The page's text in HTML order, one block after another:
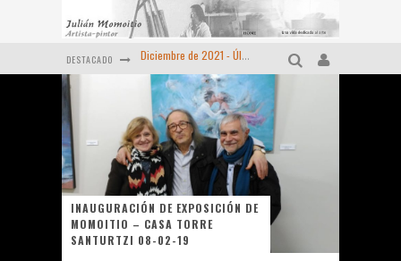
DESTACADO MOMOITIO y La Espiral de las artes (1998 )
"EVOCACIÓN A BIZKAIA" ORTUELLA (1983-2024) Momoitio
Pequeño homenaje al "Maestro" MOMOITIO (Fernando Garai , Febrero de 2024)
Viejas reliquias de la prensa (Año 1974)
OCTUBRE DE 2022 - Un retrato más de MOMOITIO
INAUGURACIÓN DE EXPOSICIÓN DE
MOMOITIO – CASA TORRE
SANTURTZI 08-02-19